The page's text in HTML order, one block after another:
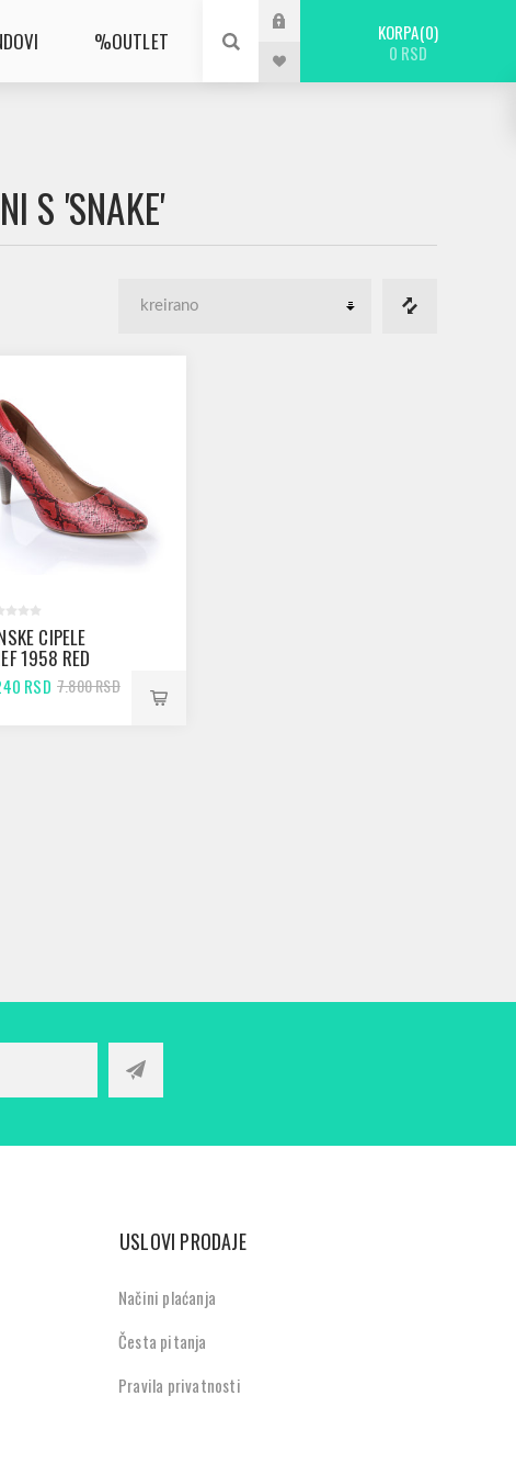
%OUTLET KORPA 0
0 RSD
S 'SNAKE'
CIPELE
1958 RED
RSD 7.800 RSD
USLOVI PRODAJE
Načini plaćanja
Česta pitanja
Pravila privatnosti